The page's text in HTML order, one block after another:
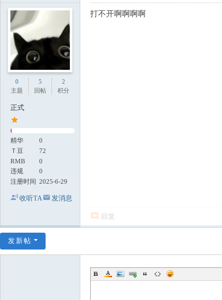
0
主题
5
回帖
2
积分
正式
精华
0
Ｔ豆
72
RMB
0
违规
0
注册时间 2025-6-29
收听TA 发消息
打不开啊啊啊啊
回复
发新帖